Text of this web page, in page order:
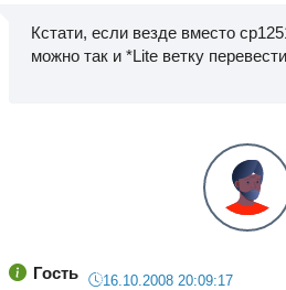
Кстати, если везде вместо
можно так и *Lite ветку
Гость 16.10.2008 20:09:17